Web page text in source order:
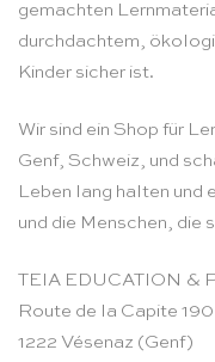
gemachten
durchdachtem,
Kinder sicher ist.
Wir sind ein Shop für
Genf, Schweiz, und
Leben lang halten und
und die Menschen, die
TEIA EDUCATION &
Route de la Capite 190
1222 Vésenaz (Genf)